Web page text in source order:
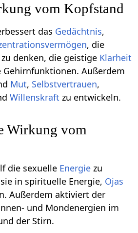
vom Kopfstand
das Gedächtnis,
, die
denken, die geistige Klarheit
Gehirnfunktionen. Außerdem
Mut, Selbstvertrauen,
Willenskraft zu entwickeln.
Wirkung vom
die sexuelle Energie zu
in spirituelle Energie, Ojas
Außerdem aktiviert der
und Mondenergien im
der Stirn.